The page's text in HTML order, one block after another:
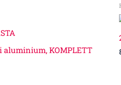
aluminium, KOMPLETT